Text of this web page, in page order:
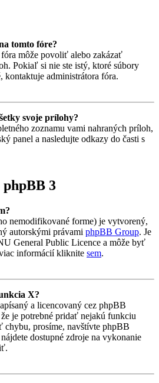
tomto fóre?
môže povoliť alebo zakázať
Pokiaľ si nie ste istý, ktoré súbory
kontaktuje administrátora fóra.
svoje prílohy?
zoznamu vami nahraných príloh,
panel a nasledujte odkazy do časti s
3
nemodifikované forme) je vytvorený,
autorskými právami phpBB Group. Je
General Public Licence a môže byť
informácií kliknite sem.
X?
a licencovaný cez phpBB
je potrebné pridať nejakú funkciu
chybu, prosíme, navštívte phpBB
dostupné zdroje na vykonanie